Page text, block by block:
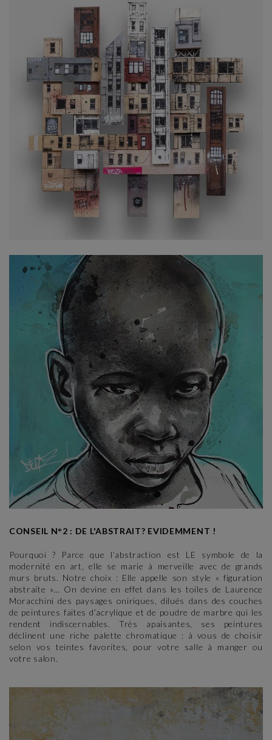
CONSEIL N°2 : DE L'ABSTRAIT? EVIDEMMENT !
Pourquoi ? Parce que l’abstraction est LE symbole de la
modernité en art, elle se marie à merveille avec de grands
murs bruts. Notre choix : Elle appelle son style « figuration
abstraite »… On devine en effet dans les toiles de Laurence
Moracchini des paysages oniriques, dilués dans des couches
de peintures faites d’acrylique et de poudre de marbre qui les
rendent indiscernables. Très apaisantes, ses peintures
déclinent une riche palette chromatique : à vous de choisir
selon vos teintes favorites, pour votre salle à manger ou
votre salon.